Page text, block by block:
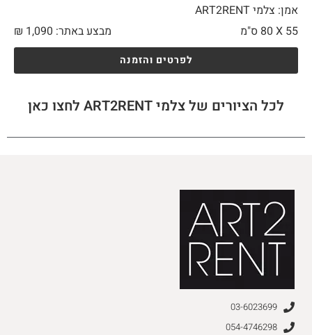
אמן: צלמי ART2RENT
55 X
מבצע באתר: ₪ 1,090
לפרטים והזמנה
לכל הציורים של צלמי ART2RENT לחצו כאן
03-6023699
054-4746298